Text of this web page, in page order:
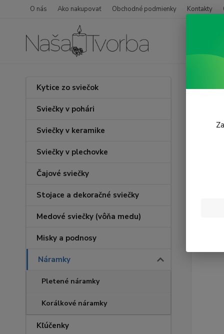
O nás Ako nakupovať Obchodné podmienky Kontakty
Kytice zo sviečok
Sviečky v pohári
Sviečky v keramike
Sviečky v plechovke
Čajové sviečky
Stojace a dekoračné sviečky
Medové sviečky (vôňa medu)
Misky a podnosy
Náramky
Pletené náramky
Korálkové náramky
Kľúčenky